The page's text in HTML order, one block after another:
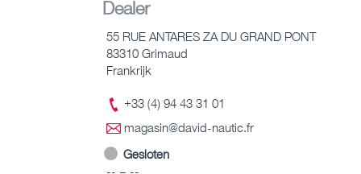
Dealer
55 RUE ANTARES ZA DU GRAND PONT
83310 Grimaud
Frankrijk
+33 (4) 94 43 31 01
magasin@david-nautic.fr
Gesloten
-- – --